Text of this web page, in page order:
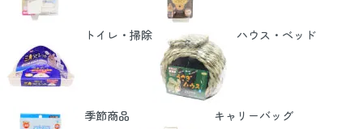
トイレ・掃除 ハウス・ベッド
季節商品 キャリーバッグ